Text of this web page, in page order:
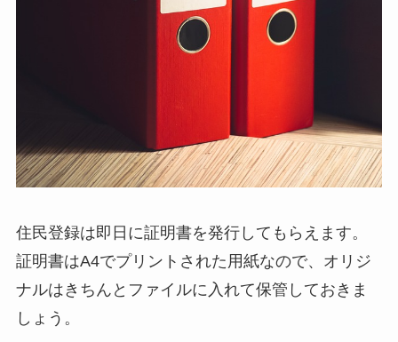
住民登録は即日に証明書を発行してもらえます。
証明書はA4でプリントされた用紙なので、オリジ
ナルはきちんとファイルに入れて保管しておきま
しょう。